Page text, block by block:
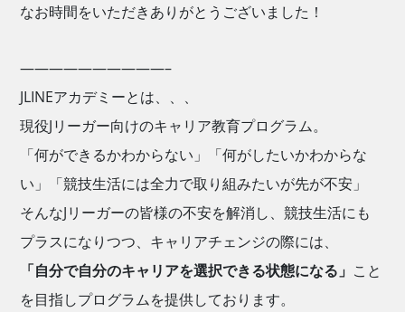
なお時間をいただきありがとうございました！
——————————–
JLINEアカデミーとは、、、
現役Jリーガー向けのキャリア教育プログラム。
「何ができるかわからない」「何がしたいかわからな
い」「競技生活には全力で取り組みたいが先が不安」
そんなJリーガーの皆様の不安を解消し、競技生活にも
プラスになりつつ、キャリアチェンジの際には、
「自分で自分のキャリアを選択できる状態になる」 こと
を目指しプログラムを提供しております。